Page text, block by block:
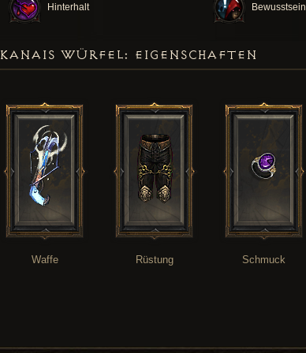
Hinterhalt Bewusstsein
KANAIS WÜRFEL: EIGENSCHAFTEN
Waffe Rüstung Schmuck